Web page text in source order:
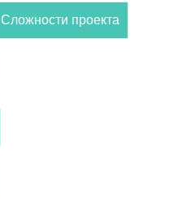
Сложности проекта